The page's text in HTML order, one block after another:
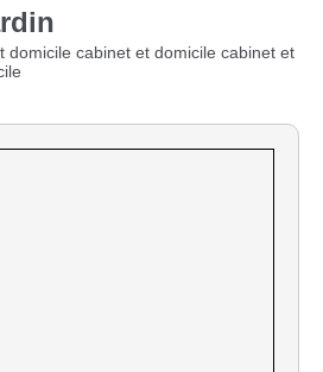
domicile cabinet et domicile cabinet et